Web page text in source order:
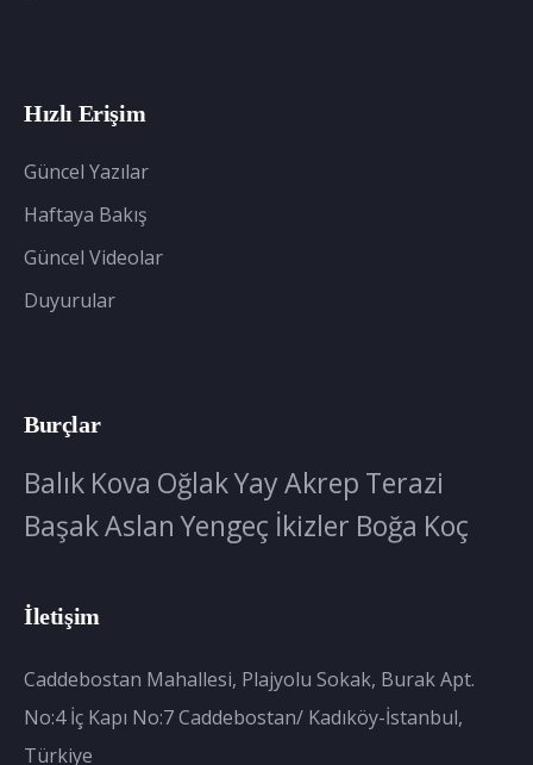
Hızlı Erişim
Güncel Yazılar
Haftaya Bakış
Güncel Videolar
Duyurular
Burçlar
Balık Kova OğlakYayAkrep Terazi
BaşakAslan Yengeç İkizler Boğa Koç
İletişim
Caddebostan Mahallesi, Plajyolu Sokak, Burak Apt.
No:4 İç Kapı No:7 Caddebostan/ Kadıköy-İstanbul,
Türkiye